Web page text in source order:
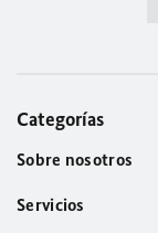
Categorías
Sobre nosotros
Servicios